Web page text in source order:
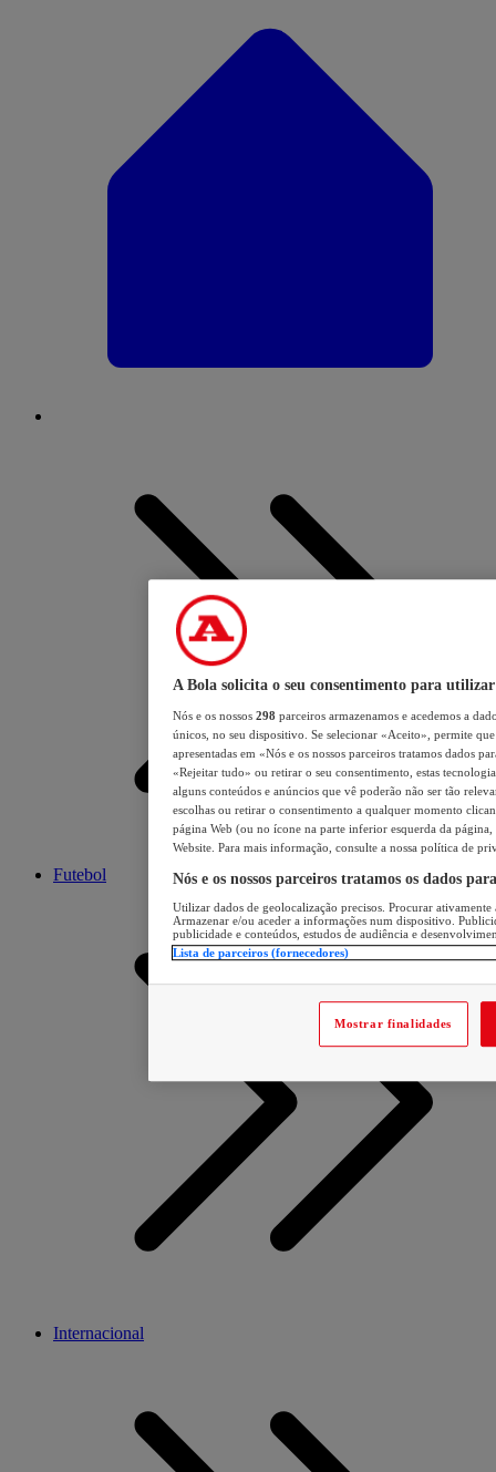
Futebol
Internacional
A Bola solicita o seu consentimento para utilizar
Nós e os nossos 298 parceiros armazenamos e acedemos a
únicos, no seu dispositivo. Se selecionar «Aceito», permite
apresentadas em «Nós e os nossos parceiros tratamos dados
«Rejeitar tudo» ou retirar o seu consentimento, estas
alguns conteúdos e anúncios que vê poderão não ser tão
escolhas ou retirar o consentimento a qualquer momento
página Web (ou no ícone na parte inferior esquerda da página,
Website. Para mais informação, consulte a nossa política de
Nós e os nossos parceiros tratamos os dados
Utilizar dados de geolocalização precisos. Procurar
Armazenar e/ou aceder a informações num dispositivo.
publicidade e conteúdos, estudos de audiência e
Lista de parceiros (fornecedores)
Mostrar finalidades